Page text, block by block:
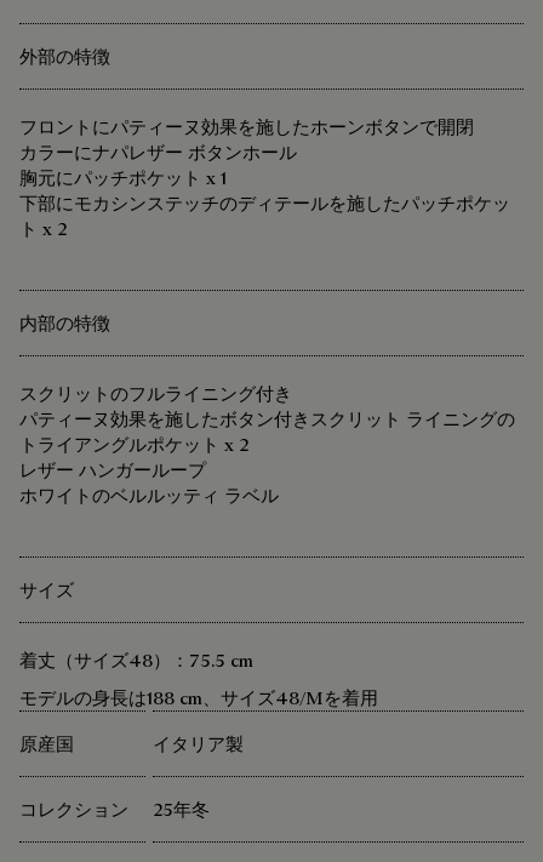
外部の特徴
フロントにパティーヌ効果を施したホーンボタンで開閉
カラーにナパレザー ボタンホール
胸元にパッチポケット x 1
下部にモカシンステッチのディテールを施したパッチポケッ
ト x 2
内部の特徴
スクリットのフルライニング付き
パティーヌ効果を施したボタン付きスクリット ライニングの
トライアングルポケット x 2
レザー ハンガーループ
ホワイトのベルルッティ ラベル
サイズ
着丈（サイズ48）：75.5 cm
モデルの身長は188 cm、サイズ48/Mを着用
原産国
イタリア製
コレクション 25年冬